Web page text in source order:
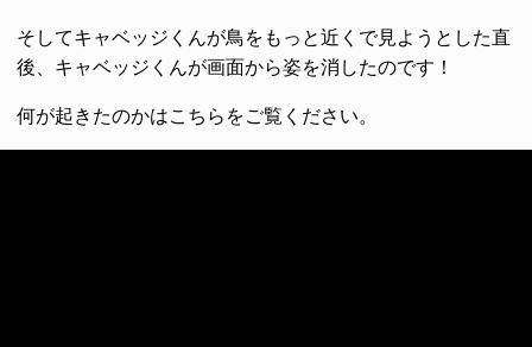
そしてキャベッジくんが鳥をもっと近くで見ようとした直
後、キャベッジくんが画面から姿を消したのです！
何が起きたのかはこちらをご覧ください。